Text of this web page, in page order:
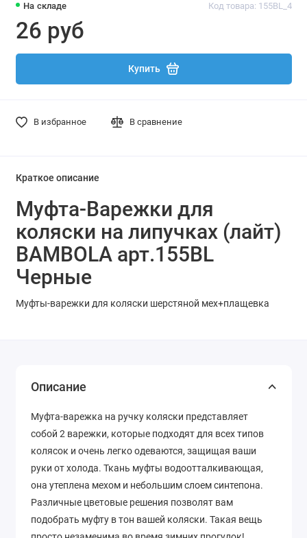
На складе Код товара: 155BL_4
26 руб
Купить
В избранное В сравнение
Краткое описание
Муфта-Варежки для
коляски на липучках (лайт)
BAMBOLA арт.155BL
Черные
Муфты-варежки для коляски шерстяной мех+плащевка
Описание
Муфта-варежка на ручку коляски представляет
собой 2 варежки, которые подходят для всех типов
колясок и очень легко одеваются, защищая ваши
руки от холода. Ткань муфты водоотталкивающая,
она утеплена мехом и небольшим слоем синтепона.
Различные цветовые решения позволят вам
подобрать муфту в тон вашей коляски. Такая вещь